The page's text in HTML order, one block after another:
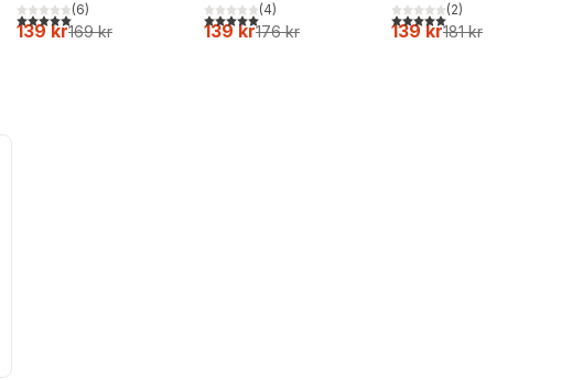
röster:
5,0utav 5 stjärnor. Totalt antal röster:
(6)
139 kr169 kr
5,0utav 5 stjärnor. Totalt antal röster:
(4)
139 kr176 kr
5,0utav 5 stjärnor. Totalt
(2)
139 kr181 kr